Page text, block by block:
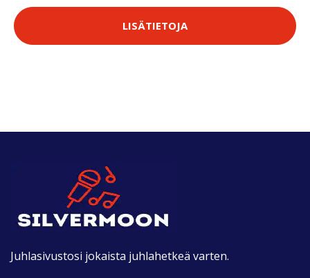
LISÄTIETOJA
Juhlasivustosi jokaista juhlahetkeä varten.